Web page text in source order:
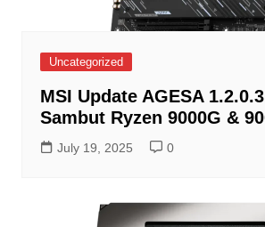
Uncategorized
MSI Update AGESA
Sambut Ryzen 9000G &
July 19, 2025 0